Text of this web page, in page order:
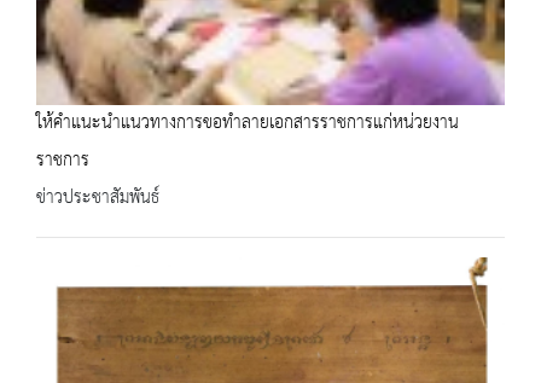
ให้คำแนะนำแนวทางการขอทำลายเอกสารราชการแก่หน่วยงาน
ราชการ
ข่าวประชาสัมพันธ์